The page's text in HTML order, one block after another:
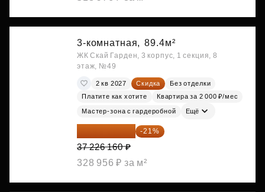
3-комнатная, 89.4м²
ЖК Скай Гарден, 3 корпус, 1 секция, 8
этаж, №49
2 кв 2027 Скидка
Без отделки
Платите как хотите
Квартира за 2 000 ₽/мес
Мастер-зона с гардеробной Ещё
29 408 666 ₽ -21%
37 226 160 ₽
328 956 ₽ за м²